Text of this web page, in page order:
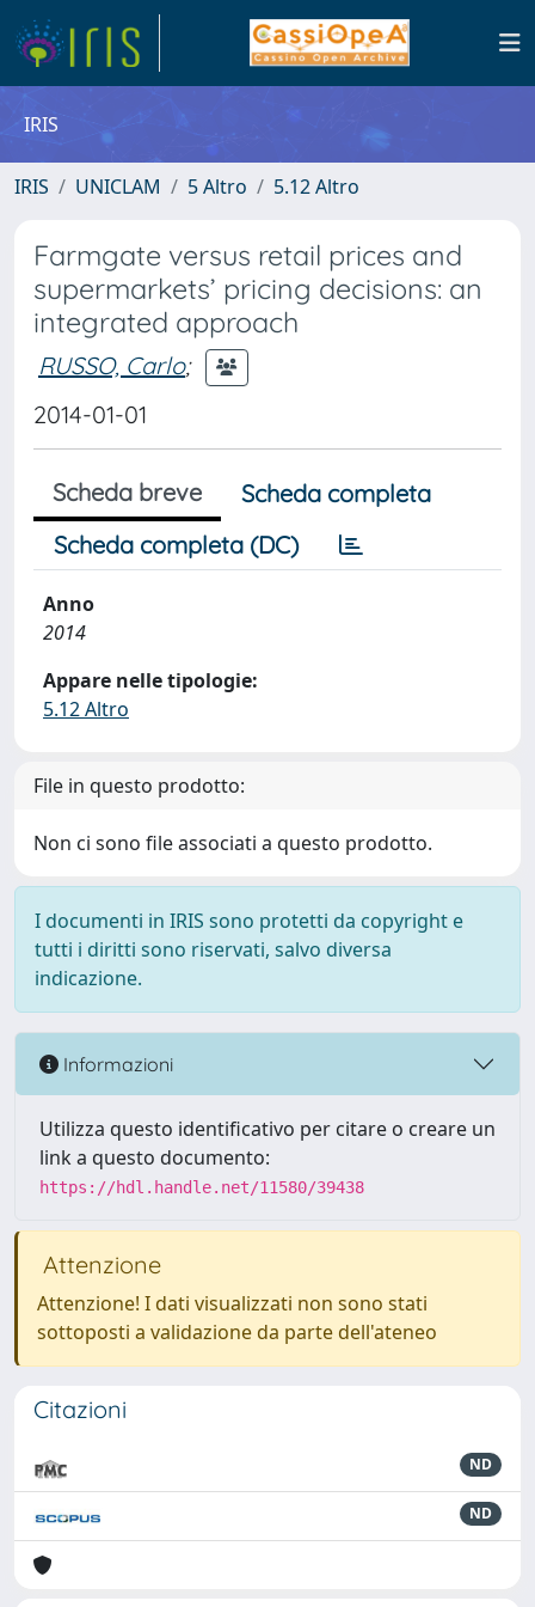
IRIS
IRIS UNICLAM 5 Altro 5.12 Altro
Farmgate versus retail prices and
supermarkets’ pricing decisions: an
integrated approach
RUSSO, Carlo;
2014-01-01
Scheda breve
Scheda completa
Scheda completa (DC)
Anno
2014
Appare nelle tipologie:
5.12 Altro
File in questo prodotto:
Non ci sono file associati a questo prodotto.
I documenti in IRIS sono protetti da copyright e
tutti i diritti sono riservati, salvo diversa
indicazione.
Informazioni
Utilizza questo identificativo per citare o creare un
link a questo documento:
https://hdl.handle.net/11580/39438
Attenzione
Attenzione! I dati visualizzati non sono stati
sottoposti a validazione da parte dell'ateneo
Citazioni
ND
ND